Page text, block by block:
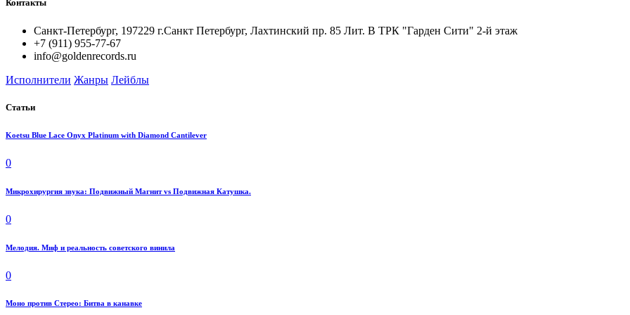
Контакты
Санкт-Петербург, 197229 г.Санкт Петербург, Лахтинский пр. 85 Лит. B ТРК "Гарден Сити" 2-й этаж
+7 (911) 955-77-67
info@goldenrecords.ru
Исполнители Жанры Лейблы
Статьи
Koetsu Blue Lace Onyx Platinum with Diamond Cantilever
0
Микрохирургия звука: Подвижный Магнит vs Подвижная Катушка.
0
Мелодия. Миф и реальность советского винила
0
Моно против Стерео: Битва в канавке